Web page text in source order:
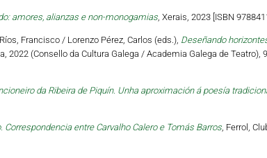
amores, alianzas e non-monogamias, Xerais, 2023 [ISBN
Francisco / Lorenzo Pérez, Carlos (eds.), Deseñando
2022 (Consello da Cultura Galega / Academia Galega de Teatro),
da Ribeira de Piquín. Unha aproximación á poesía
Correspondencia entre Carvalho Calero e Tomás Barros, Ferrol,